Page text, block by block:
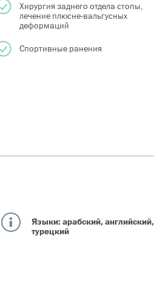
Хирургия заднего отдела стопы,
лечение плюсне-вальгусных
деформаций
Спортивные ранения
Языки: арабский, английский,
турецкий